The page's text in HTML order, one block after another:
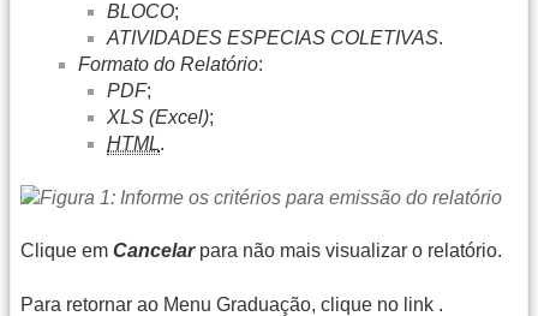
BLOCO;
ATIVIDADES ESPECIAS COLETIVAS.
Formato do Relatório:
PDF;
XLS (Excel);
HTML.
Clique em Cancelarpara não mais visualizar o relatório.
Para retornar ao Menu Graduação, clique no link .